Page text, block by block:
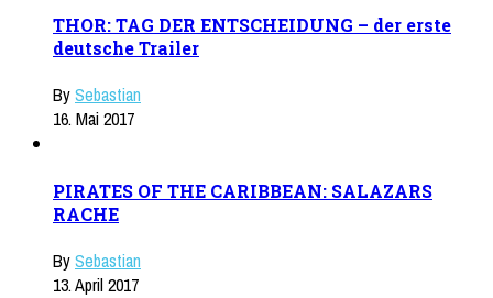
THOR: TAG DER ENTSCHEIDUNG – der erste
deutsche Trailer
BySebastian
16. Mai 2017
PIRATES OF THE CARIBBEAN: SALAZARS
RACHE
BySebastian
13. April 2017